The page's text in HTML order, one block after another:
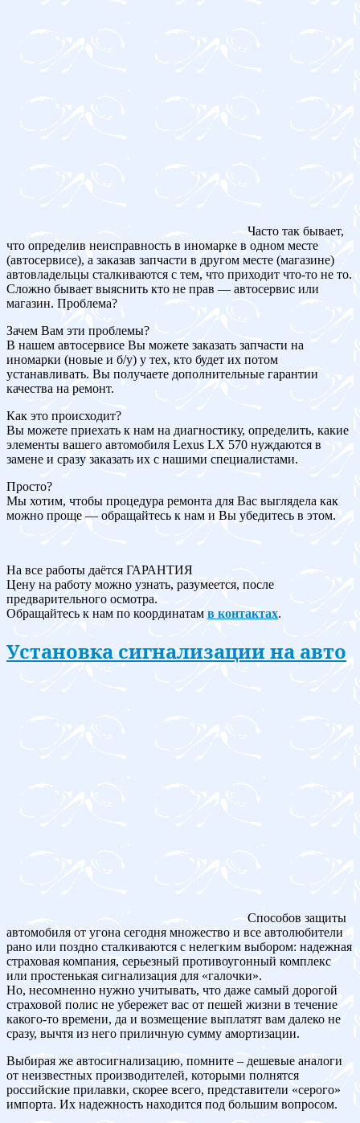
Часто так бывает,
что определив неисправность в иномарке в одном месте
(автосервисе), а заказав запчасти в другом месте (магазине)
автовладельцы сталкиваются с тем, что приходит что-то не то.
Сложно бывает выяснить кто не прав — автосервис или
магазин. Проблема?
Зачем Вам эти проблемы?
В нашем автосервисе Вы можете заказать запчасти на
иномарки (новые и б/у) у тех, кто будет их потом
устанавливать. Вы получаете дополнительные гарантии
качества на ремонт.
Как это происходит?
Вы можете приехать к нам на диагностику, определить, какие
элементы вашего автомобиля Lexus LX 570 нуждаются в
замене и сразу заказать их с нашими специалистами.
Просто?
Мы хотим, чтобы процедура ремонта для Вас выглядела как
можно проще — обращайтесь к нам и Вы убедитесь в этом.
На все работы даётся ГАРАНТИЯ
Цену на работу можно узнать, разумеется, после
предварительного осмотра.
Обращайтесь к нам по координатам в контактах.
Установка сигнализации на авто
Способов защиты
автомобиля от угона сегодня множество и все автолюбители
рано или поздно сталкиваются с нелегким выбором: надежная
страховая компания, серьезный противоугонный комплекс
или простенькая сигнализация для «галочки».
Но, несомненно нужно учитывать, что даже самый дорогой
страховой полис не убережет вас от пешей жизни в течение
какого-то времени, да и возмещение выплатят вам далеко не
сразу, вычтя из него приличную сумму амортизации.
Выбирая же автосигнализацию, помните – дешевые аналоги
от неизвестных производителей, которыми полнятся
российские прилавки, скорее всего, представители «серого»
импорта. Их надежность находится под большим вопросом.